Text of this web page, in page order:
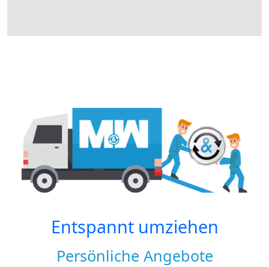
Entspannt umziehen
Persönliche Angebote